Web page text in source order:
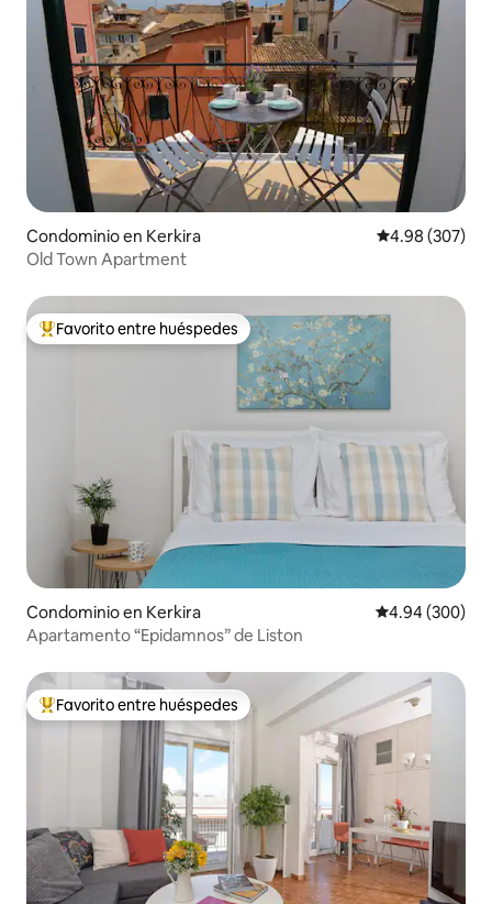
Condominio en Kerkira Calificación
4.98 (307)
Old Town Apartment
De los mejores en Favorito entre huéspedes
Favorito entre huéspedes
Condominio en Kerkira Calificación
4.94 (300)
Apartamento “Epidamnos” de Liston
De los mejores en Favorito entre huéspedes
Favorito entre huéspedes